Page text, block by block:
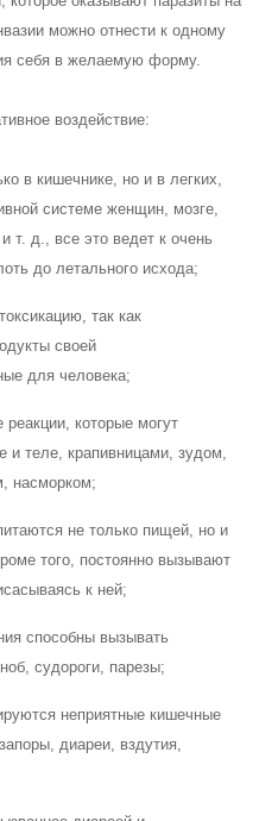
можно отнести к одному
себя в желаемую форму.
воздействие:
в кишечнике, но и в легких,
системе женщин, мозге,
т. д., все это ведет к очень
до летального исхода;
так как
своей
для человека;
которые могут
и теле, крапивницами, зудом,
насморком;
не только пищей, но и
того, постоянно вызывают
к ней;
способны вызывать
судороги, парезы;
неприятные кишечные
диареи, вздутия,